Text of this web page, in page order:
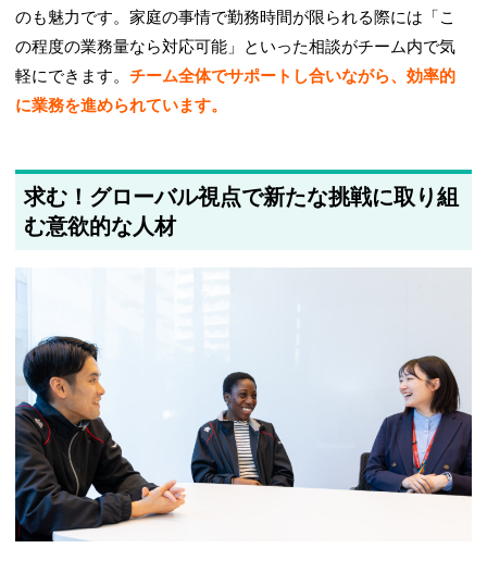
のも魅力です。家庭の事情で勤務時間が限られる際には「こ
の程度の業務量なら対応可能」といった相談がチーム内で気
軽にできます。チーム全体でサポートし合いながら、効率的
に業務を進められています。
求む！グローバル視点で新たな挑戦に取り組
む意欲的な人材